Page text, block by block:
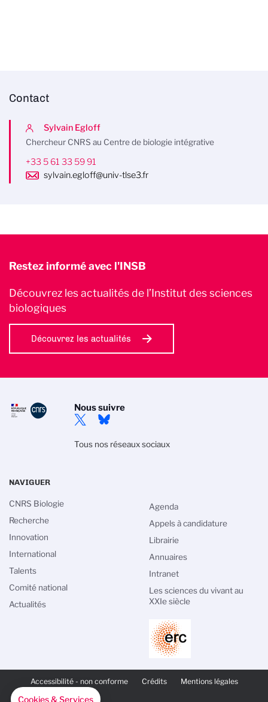
Contact
Sylvain Egloff
Chercheur CNRS au Centre de biologie intégrative
+33 5 61 33 59 91
sylvain.egloff@univ-tlse3.fr
Restez informé avec l'INSB
Découvrez les actualités de l’Institut des sciences
biologiques
Découvrez les actualités
Nous suivre
Tous nos réseaux sociaux
PAGE
SECONDAIRE
Accessibilité - non conforme Crédits Mentions légales
NAVIGUER
CNRS Biologie
Recherche
Innovation
International
Talents
Comité national
Actualités
Agenda
Appels à candidature
Librairie
Annuaires
Intranet
Les sciences du vivant au
XXIe siècle
Cookies & Services